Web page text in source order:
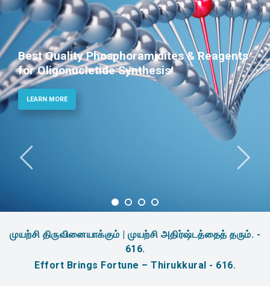
Best Quality Phosphoramidites & Reagents
for Oligonucletide Synthesis
LEARN MORE
முயற்சி திருவினையாக்கும் | முயற்சி அதிர்ஷ்டத்தைத் தரும். -
616.
Effort Brings Fortune – Thirukkural - 616.